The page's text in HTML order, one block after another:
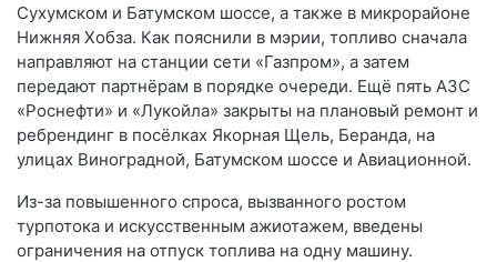
Сухумском и Батумском шоссе, а также в микрорайоне
Нижняя Хобза. Как пояснили в мэрии, топливо сначала
направляют на станции сети «Газпром», а затем
передают партнёрам в порядке очереди. Ещё пять АЗС
«Роснефти» и «Лукойла» закрыты на плановый ремонт и
ребрендинг в посёлках Якорная Щель, Беранда, на
улицах Виноградной, Батумском шоссе и Авиационной.
Из-за повышенного спроса, вызванного ростом
турпотока и искусственным ажиотажем, введены
ограничения на отпуск топлива на одну машину.